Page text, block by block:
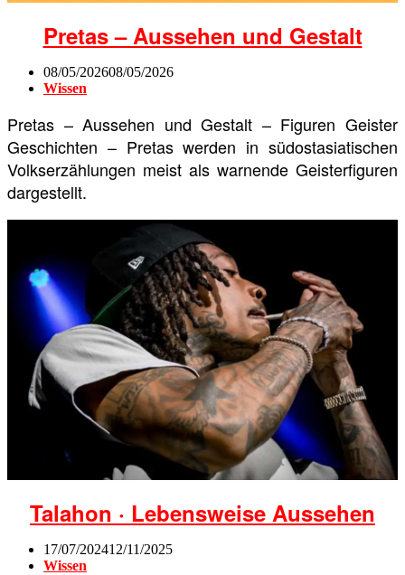
Pretas – Aussehen und Gestalt
08/05/202608/05/2026
Wissen
Pretas – Aussehen und Gestalt – Figuren Geister
Geschichten – Pretas werden in südostasiatischen
Volkserzählungen meist als warnende Geisterfiguren
dargestellt.
Talahon · Lebensweise Aussehen
17/07/202412/11/2025
Wissen